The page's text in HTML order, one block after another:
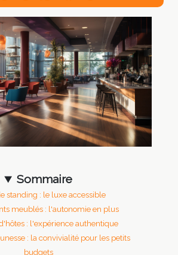
Sommaire
standing : le luxe accessible
meublés : l'autonomie en plus
: l'expérience authentique
: la convivialité pour les petits
budgets